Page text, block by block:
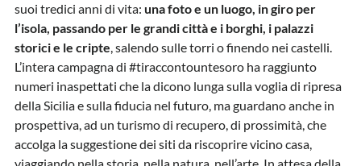
suoi tredici anni di vita: una foto e un luogo, in giro per
l’isola, passando per le grandi città e i borghi, i palazzi
storici e le cripte, salendo sulle torri o finendo nei castelli.
L’intera campagna di #tiraccontountesoro ha raggiunto
numeri inaspettati che la dicono lunga sulla voglia di ripresa
della Sicilia e sulla fiducia nel futuro, ma guardano anche in
prospettiva, ad un turismo di recupero, di prossimità, che
accolga la suggestione dei siti da riscoprire vicino casa,